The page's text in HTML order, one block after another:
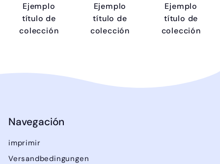
Ejemplo
título de
colección
Ejemplo
título de
colección
Ejemplo
título de
colección
Navegación
imprimir
Versandbedingungen